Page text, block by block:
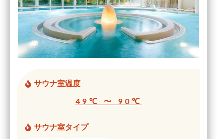
サウナ室温度
49℃ 〜 90℃
サウナ室タイプ